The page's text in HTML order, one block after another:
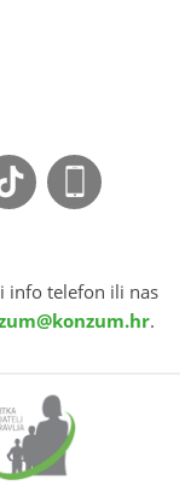
info telefon ili nas
.